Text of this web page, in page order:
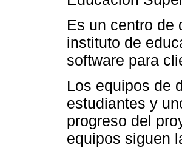
Es un centro de
instituto de
software para
Los equipos de
estudiantes y
progreso del
equipos siguen